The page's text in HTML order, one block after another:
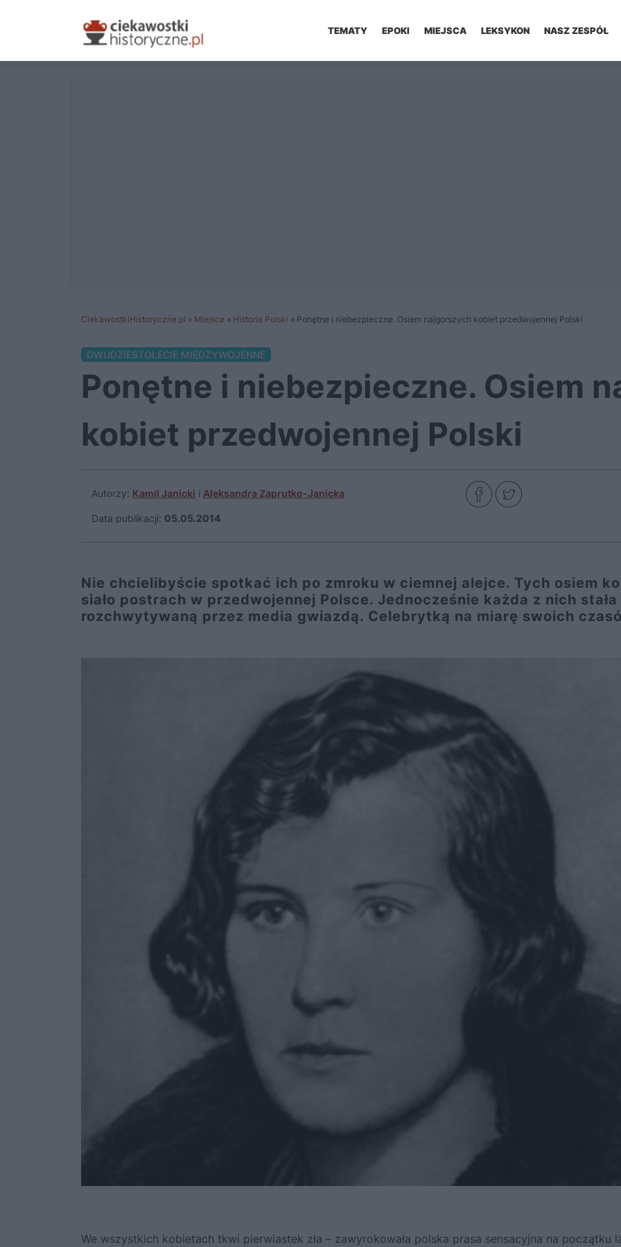
TEMATY EPOKI MIEJSCA LEKSYKON NASZ ZESPÓŁ
CiekawostkiHistoryczne.pl » Miejsce » Historia Polski » Ponętne i niebezpieczne. Osiem najgorszych kobiet przedwojennej Polski
DWUDZIESTOLECIE MIĘDZYWOJENNE
Ponętne i niebezpieczne. Osiem
kobiet przedwojennej Polski
Autorzy: Kamil Janicki i Aleksandra Zaprutko-Janicka
Data publikacji: 05.05.2014
Nie chcielibyście spotkać ich po zmroku w ciemnej alejce. Tych osiem
siało postrach w przedwojennej Polsce. Jednocześnie każda z nich stała
rozchwytywaną przez media gwiazdą. Celebrytką na miarę swoich
We wszystkich kobietach tkwi pierwiastek zła – zawyrokowała polska prasa sensacyjna na początku